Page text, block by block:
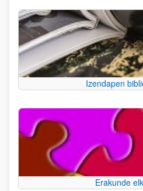
Izendapen
Erakunde